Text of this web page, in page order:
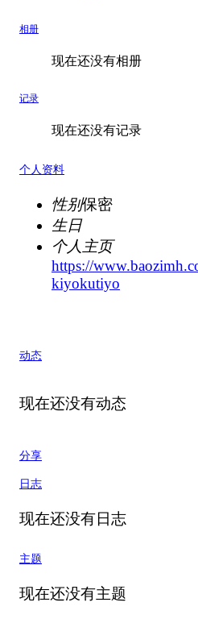
相册
现在还没有相册
记录
现在还没有记录
个人资料
性别保密
生日
个人主页
https://
kiyokutiyo
动态
现在还没有动态
分享
日志
现在还没有日志
主题
现在还没有主题